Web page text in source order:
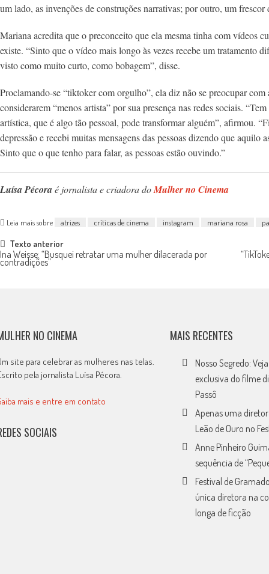
um lado, as invenções de construções narrativas; por outro, um frescor
Mariana acredita que o preconceito que ela mesma tinha com vídeos
existe. “Sinto que o vídeo mais longo às vezes recebe um tratamento
visto como muito curto, como bobagem”, disse.
Proclamando-se “tiktoker com orgulho”, ela diz não se preocupar
considerarem “menos artista” por sua presença nas redes sociais.
artística, que é algo tão pessoal, pode transformar alguém”, afirmou.
depressão e recebi muitas mensagens das pessoas dizendo que aquilo
Sinto que o que tenho para falar, as pessoas estão ouvindo.”
Luísa Pécoraé jornalista e criadora doMulher no Cinema
Leia mais sobre atrizes críticas de cinema instagram mariana rosa
Post
navigation
Texto anterior
Ina Weisse: “Busquei retratar uma mulher dilacerada por
contradições”
NO CINEMA
site para celebrar as mulheres nas telas.
pela jornalista Luísa Pécora.
mais e entre em contato
SOCIAIS
MAIS RECENTES
Nosso Segredo:
exclusiva do filme
Passô
Apenas uma
Leão de Ouro no
Anne Pinheiro
sequência de
Festival de
única diretora na
longa de ficção